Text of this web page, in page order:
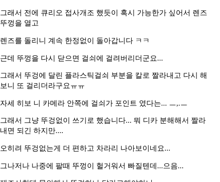
그래서 전에 큐리오 접사개조 했듯이 혹시 가능한가 싶어서 렌즈
뚜껑을 열고
렌즈를 돌리니 계속 한정없이 돌아갑니다 ㅋㅋ
근데 뚜껑을 다시 닫으면 걸쇠에 걸려버리더군요...
그래서 뚜겅에 달린 플라스틱걸쇠 부분을 칼로 짤라내고 다시 해
보니 또 걸리더라구요ㅠㅠ
자세 히보 니 카메라 안쪽에 걸쇠가 포인트 였다는... ㅡ,.ㅡ
그래서 그냥 뚜겅없이 쓰기로 했습니다... 뭐 디카 분해해서 짤라
내면 되긴 하지만....
오히려 뚜겅없는게 더 편하고 차라리 나아보이네요...
그나저나 나중에 팔때 뚜껑이 헐거워서 빠질텐데...으음...